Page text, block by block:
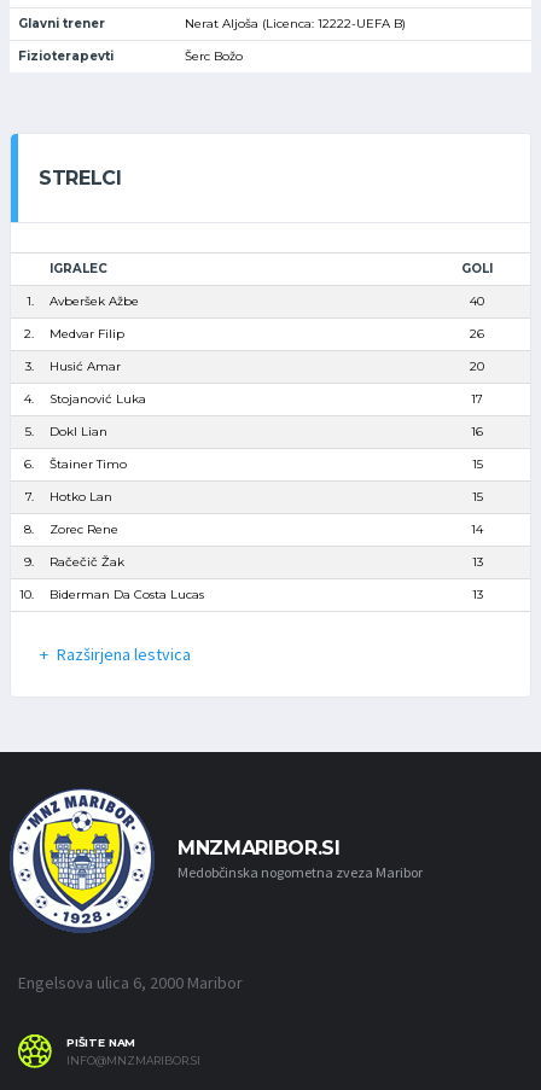
Glavni trener Nerat Aljoša (Licenca: 12222-UEFA B)
Fizioterapevti Šerc Božo
STRELCI
IGRALEC GOLI
1. Avberšek Ažbe 40
2. Medvar Filip 26
3. Husić Amar 20
4. Stojanović Luka 17
5. Dokl Lian 16
6. Štainer Timo 15
7. Hotko Lan 15
8. Zorec Rene 14
9. Račečič Žak 13
10. Biderman Da Costa Lucas 13
Razširjena lestvica
MNZMARIBOR.SI
Medobčinska nogometna zveza Maribor
Engelsova ulica 6, 2000 Maribor
PIŠITE NAM
INFO@MNZMARIBOR.SI